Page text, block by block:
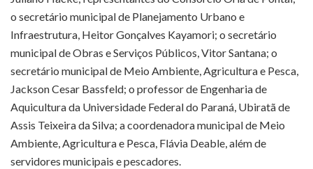
o secretário municipal de Planejamento Urbano e
Infraestrutura, Heitor Gonçalves Kayamori; o secretário
municipal de Obras e Serviços Públicos,Vitor Santana; o
secretário municipal de Meio Ambiente, Agricultura e Pesca,
Jackson Cesar Bassfeld; o professor de Engenharia de
Aquicultura da Universidade Federal do Paraná, Ubiratã de
Assis Teixeira da Silva; a coordenadora municipal de Meio
Ambiente, Agricultura e Pesca, Flávia Deable, além de
servidores municipais e pescadores.